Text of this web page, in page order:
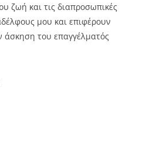
ζωή και τις διαπροσωπικές
μου και επιφέρουν
άσκηση του επαγγέλματός